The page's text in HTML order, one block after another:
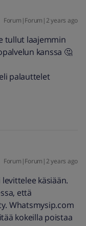
Forum|Forum|2 years ago
tullut laajemmin
kanssa 🤔
palauttelet
Forum|Forum|2 years ago
käsiään.
että
Whatsmysip.com
kokeilla poistaa